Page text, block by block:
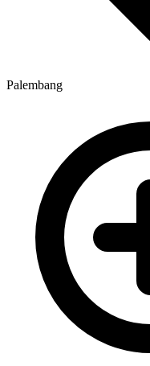
Palembang